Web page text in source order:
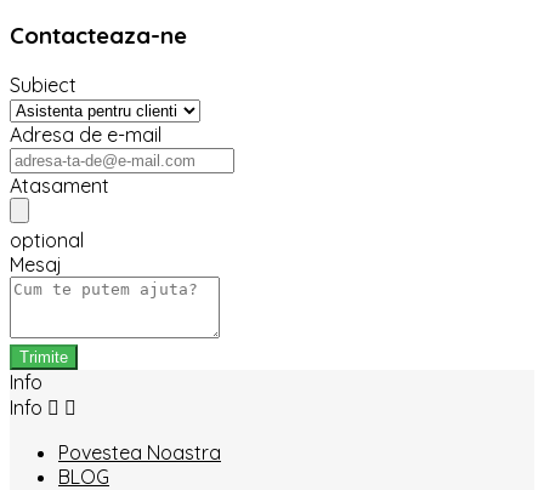
Contacteaza-ne
Subiect
Adresa de e-mail
Atasament
optional
Mesaj
Info
Info  
Povestea Noastra
BLOG